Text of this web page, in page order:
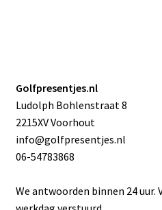
Golfpresentjes.nl
Ludolph Bohlenstraat 8
2215XV Voorhout
info@golfpresentjes.nl
06-54783868
We antwoorden binnen 24 uur.